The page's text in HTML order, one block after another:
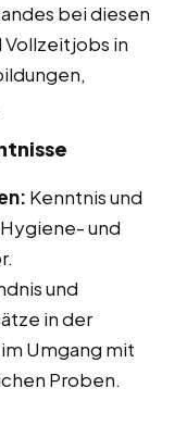
bei diesen
in
Kenntnis und
und
und
in der
Umgang mit
Proben.